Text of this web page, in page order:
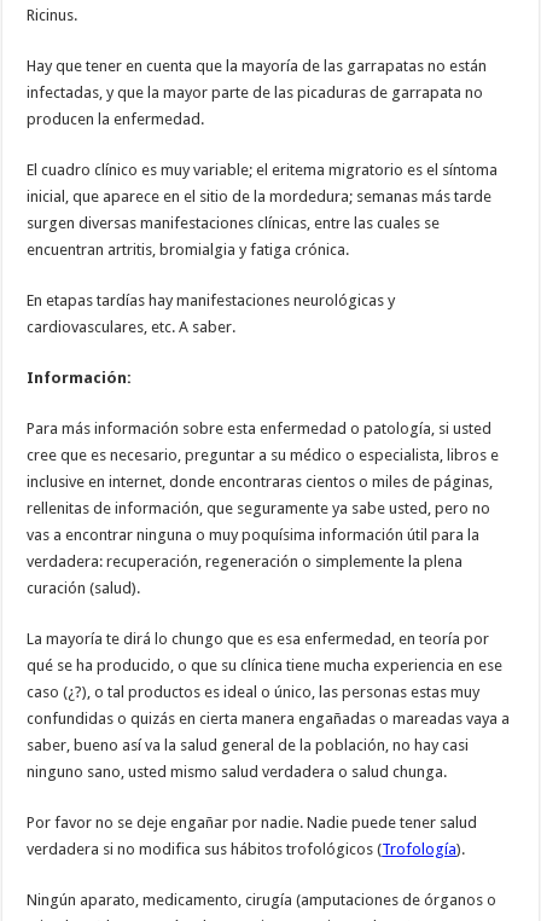
Ricinus.
Hay que tener en cuenta que la mayoría de las garrapatas no están
infectadas, y que la mayor parte de las picaduras de garrapata no
producen la enfermedad.
El cuadro clínico es muy variable; el eritema migratorio es el síntoma
inicial, que aparece en el sitio de la mordedura; semanas más tarde
surgen diversas manifestaciones clínicas, entre las cuales se
encuentran artritis, bromialgia y fatiga crónica.
En etapas tardías hay manifestaciones neurológicas y
cardiovasculares, etc. A saber.
Información:
Para más información sobre esta enfermedad o patología, si usted
cree que es necesario, preguntar a su médico o especialista, libros e
inclusive en internet, donde encontraras cientos o miles de páginas,
rellenitas de información, que seguramente ya sabe usted, pero no
vas a encontrar ninguna o muy poquísima información útil para la
verdadera: recuperación, regeneración o simplemente la plena
curación (salud).
La mayoría te dirá lo chungo que es esa enfermedad, en teoría por
qué se ha producido, o que su clínica tiene mucha experiencia en ese
caso (¿?), o tal productos es ideal o único, las personas estas muy
confundidas o quizás en cierta manera engañadas o mareadas vaya a
saber, bueno así va la salud general de la población, no hay casi
ninguno sano, usted mismo salud verdadera o salud chunga.
Por favor no se deje engañar por nadie. Nadie puede tener salud
verdadera si no modifica sus hábitos trofológicos (Trofología).
Ningún aparato, medicamento, cirugía (amputaciones de órganos o